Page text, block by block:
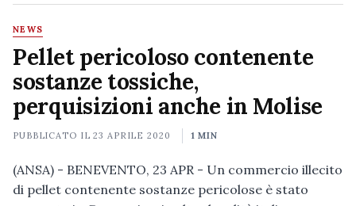
NEWS
Pellet pericoloso contenente
sostanze tossiche,
perquisizioni anche in Molise
PUBBLICATO IL23 APRILE 2020 1 MIN
(ANSA) - BENEVENTO, 23 APR - Un commercio illecito
di pellet contenente sostanze pericolose è stato